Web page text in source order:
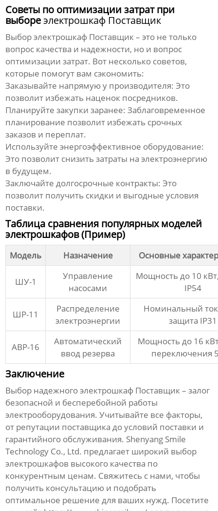
Советы по оптимизации затрат при
выбореэлектрошкаф Поставщик
Выборэлектрошкаф Поставщик– это не только
вопрос качества и надежности, но и вопрос
оптимизации затрат. Вот несколько советов,
которые помогут вам сэкономить:
Заказывайте напрямую у производителя: Это
позволит избежать наценок посредников.
Планируйте закупки заранее: Заблаговременное
планирование позволит избежать срочных
заказов и переплат.
Используйте энергоэффективное оборудование:
Это позволит снизить затраты на электроэнергию
в будущем.
Заключайте долгосрочные контракты: Это
позволит получить скидки и выгодные условия
поставки.
Таблица сравнения популярных моделей
электрошкафов (Пример)
Модель Назначение Основные
ШУ-1
Управление
насосами
Мощность до 10
IP54
ШР-11
Распределение
электроэнергии
Номинальный
защита IP31
АВР-16
Автоматический
ввод резерва
Мощность до 16
переключения
Заключение
Выбор надежногоэлектрошкаф Поставщик– залог
безопасной и бесперебойной работы
электрооборудования. Учитывайте все факторы,
от репутации поставщика до условий поставки и
гарантийного обслуживания. Shenyang Smile
Technology Co., Ltd. предлагает широкий выбор
электрошкафов высокого качества по
конкурентным ценам. Свяжитесь с нами, чтобы
получить консультацию и подобрать
оптимальное решение для ваших нужд. Посетите